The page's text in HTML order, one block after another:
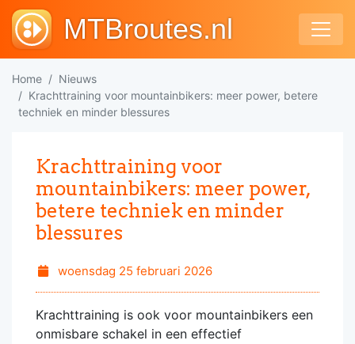
MTBroutes.nl
Home
Nieuws
Krachttraining voor mountainbikers: meer power, betere
techniek en minder blessures
Krachttraining voor
mountainbikers: meer power,
betere techniek en minder
blessures
woensdag 25 februari 2026
Krachttraining is ook voor mountainbikers een
onmisbare schakel in een effectief